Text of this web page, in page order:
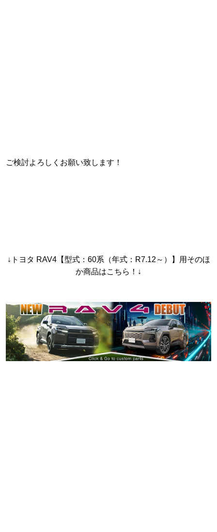
ご検討よろしくお願い致します！
↓トヨタ RAV4【型式：60系（年式：R7.12～）】用そのほ
か商品はこちら！↓